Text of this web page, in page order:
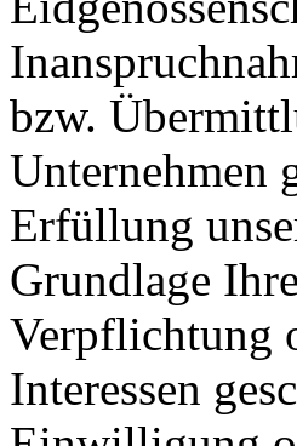
bzw.
Unternehmen
Erfüllung
Grundlage
Verpflichtung
Interessen